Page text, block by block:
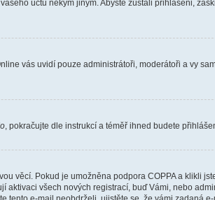
účtu někým jiným. Abyste zůstali přihlášeni,
vás uvidí pouze administrátoři, moderátoři a vy
, pokračujte dle instrukcí a téměř ihned budete
věcí. Pokud je umožněna podpora COPPA a klikli
všech nových registrací, buď Vámi, nebo